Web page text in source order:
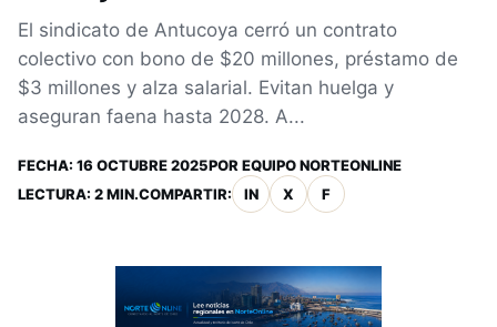
El sindicato de Antucoya cerró un contrato
colectivo con bono de $20 millones, préstamo de
$3 millones y alza salarial. Evitan huelga y
aseguran faena hasta 2028. A...
FECHA: 16 OCTUBRE 2025POR EQUIPO NORTEONLINE
LECTURA: 2 MIN.COMPARTIR: IN X F